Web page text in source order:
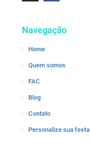
Navegação
Home
Quem somos
FAC
Blog
Contato
Personalize sua festa